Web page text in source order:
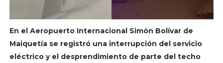
En el Aeropuerto Internacional Simón Bolívar de
Maiquetía se registró una interrupción del servicio
eléctrico y el desprendimiento de parte del techo